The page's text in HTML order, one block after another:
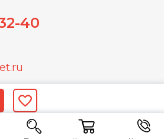
40
Вы соглашаетесь с
конфиденциальности